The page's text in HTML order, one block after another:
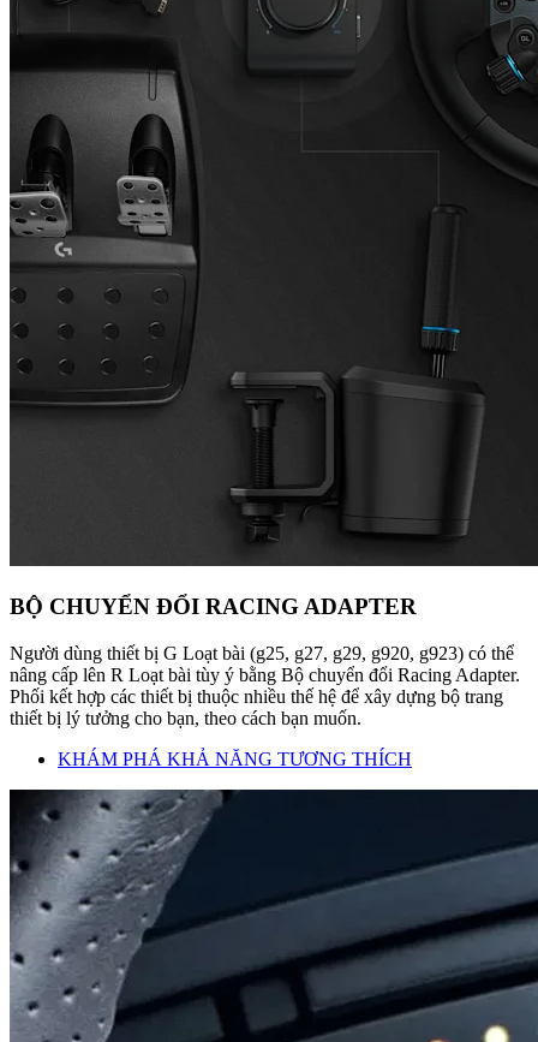
BỘ CHUYỂN ĐỔI RACING ADAPTER
Người dùng thiết bị G Loạt bài (g25, g27, g29, g920, g923) có thể
nâng cấp lên R Loạt bài tùy ý bằng Bộ chuyển đổi Racing Adapter.
Phối kết hợp các thiết bị thuộc nhiều thế hệ để xây dựng bộ trang
thiết bị lý tưởng cho bạn, theo cách bạn muốn.
KHÁM PHÁ KHẢ NĂNG TƯƠNG THÍCH